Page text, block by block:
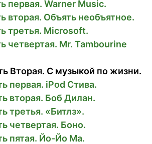
первая. Warner Music.
вторая. Объять необъятное.
третья. Microsoft.
четвертая. Mr. Tambourine
Вторая. С музыкой по жизни.
первая. iPod Стива.
вторая. Боб Дилан.
третья. «Битлз».
четвертая. Боно.
пятая. Йо-Йо Ма.